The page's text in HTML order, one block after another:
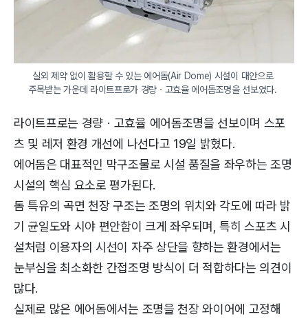
실외 제약 없이 활용할 수 있는 에어돔(Air Dome) 시설이 대안으로
주목받는 가운데 라이트프로가 경량ㆍ고효율 에어돔조명을 선보였다.
라이트프로는 경량ㆍ고효율 에어돔조명을 선보이며 스포
츠 및 레저 환경 개선에 나선다고 19일 밝혔다.
에어돔은 대표적인 막구조물로 시설 품질을 좌우하는 조명
시설의 핵심 요소로 평가된다.
돔 특유의 곡면 천장 구조는 조명의 위치와 각도에 따라 밝
기 균일도와 시야 편안함이 크게 좌우되며, 특히 스포츠 시
설처럼 이용자의 시선이 자주 상단을 향하는 환경에서는
눈부심을 최소화한 간접조명 방식이 더 적합하다는 의견이
많다.
실제로 많은 에어돔에서는 조명을 천장 와이어에 고정해